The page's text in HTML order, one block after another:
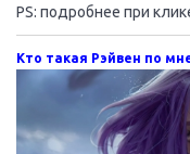
PS: подробнее при
Кто такая Рэйвен по